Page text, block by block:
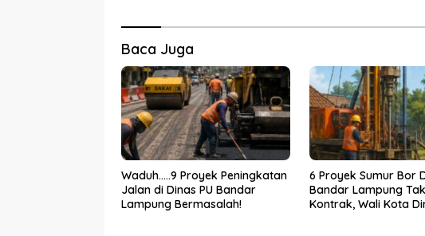
Baca Juga
Waduh…..9 Proyek Peningkatan
Jalan di Dinas PU Bandar
Lampung Bermasalah!
6 Proyek Sumur Bor
Bandar Lampung
Kontrak, Wali Kota